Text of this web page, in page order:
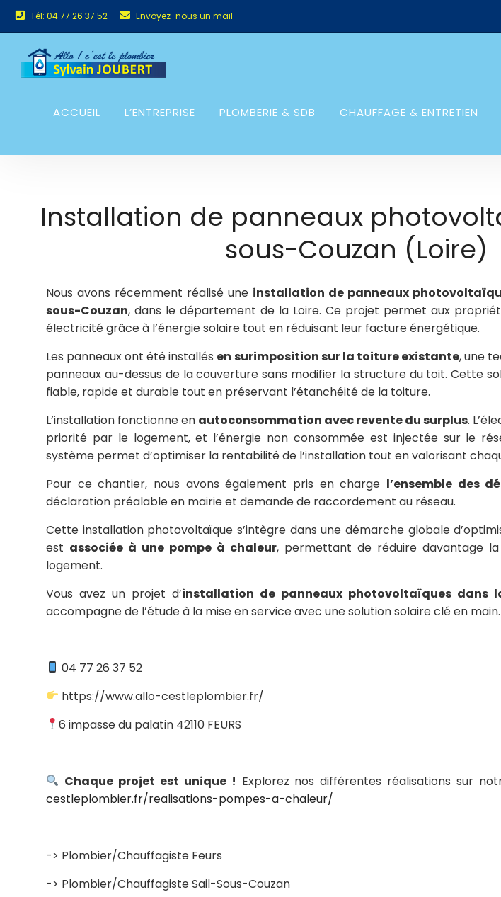
Tél: 04 77 26 37 52 Envoyez-nous un mail
ACCUEIL L’ENTREPRISE PLOMBERIE & SDB CHAUFFAGE & ENTRETIEN
Installation de panneaux
sous-Couzan (Loire)
Nous avons récemment réalisé une installation de panneaux
sous-Couzan, dans le département de la Loire. Ce projet permet aux
électricité grâce à l’énergie solaire tout en réduisant leur facture énergétique.
Les panneaux ont été installés en surimposition sur la toiture existante, une
panneaux au-dessus de la couverture sans modifier la structure du toit. Cette
fiable, rapide et durable tout en préservant l’étanchéité de la toiture.
L’installation fonctionne en autoconsommation avec revente du surplus.
priorité par le logement, et l’énergie non consommée est injectée sur le
système permet d’optimiser la rentabilité de l’installation tout en valorisant
Pour ce chantier, nous avons également pris en charge l’ensemble des
déclaration préalable en mairie et demande de raccordement au réseau.
Cette installation photovoltaïque s’intègre dans une démarche globale
est associée à une pompe à chaleur, permettant de réduire davantage la
logement.
Vous avez un projet d’installation de panneaux photovoltaïques dans
accompagne de l’étude à la mise en service avec une solution solaire clé en main.
04 77 26 37 52
https://www.allo-cestleplombier.fr/
6 impasse du palatin 42110 FEURS
Chaque projet est unique ! Explorez nos différentes réalisations sur
cestleplombier.fr/realisations-pompes-a-chaleur/
-> Plombier/Chauffagiste Feurs
-> Plombier/Chauffagiste Sail-Sous-Couzan